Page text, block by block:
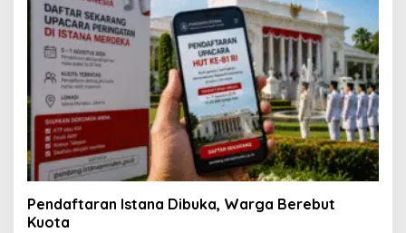
Pendaftaran Istana Dibuka, Warga Berebut
Kuota